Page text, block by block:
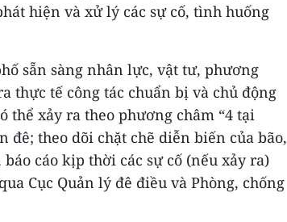
hiện và xử lý các sự cố, tình huống
sẵn sàng nhân lực, vật tư, phương
thực tế công tác chuẩn bị và chủ động
thể xảy ra theo phương châm “4 tại
đê; theo dõi chặt chẽ diễn biến của bão,
cáo kịp thời các sự cố (nếu xảy ra)
Cục Quản lý đê điều và Phòng, chống